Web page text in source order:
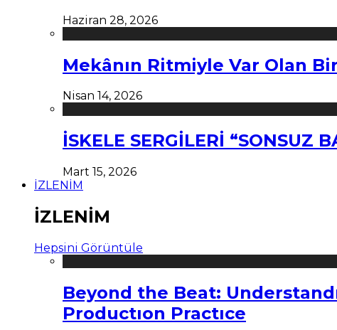
Haziran 28, 2026
Mekânın Ritmiyle Var Olan
Nisan 14, 2026
İSKELE SERGİLERİ “SONSUZ
Mart 15, 2026
İZLENİM
İZLENİM
Hepsini Görüntüle
Beyond the Beat:
Productıon Practıce